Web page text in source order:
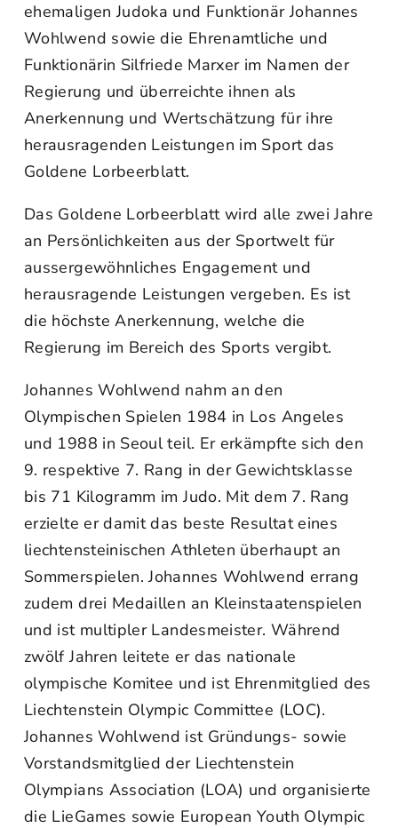
ehemaligen Judoka und Funktionär Johannes
Wohlwend sowie die Ehrenamtliche und
Funktionärin Silfriede Marxer im Namen der
Regierung und überreichte ihnen als
Anerkennung und Wertschätzung für ihre
herausragenden Leistungen im Sport das
Goldene Lorbeerblatt.
Das Goldene Lorbeerblatt wird alle zwei Jahre
an Persönlichkeiten aus der Sportwelt für
aussergewöhnliches Engagement und
herausragende Leistungen vergeben. Es ist
die höchste Anerkennung, welche die
Regierung im Bereich des Sports vergibt.
Johannes Wohlwend nahm an den
Olympischen Spielen 1984 in Los Angeles
und 1988 in Seoul teil. Er erkämpfte sich den
9. respektive 7. Rang in der Gewichtsklasse
bis 71 Kilogramm im Judo. Mit dem 7. Rang
erzielte er damit das beste Resultat eines
liechtensteinischen Athleten überhaupt an
Sommerspielen. Johannes Wohlwend errang
zudem drei Medaillen an Kleinstaatenspielen
und ist multipler Landesmeister. Während
zwölf Jahren leitete er das nationale
olympische Komitee und ist Ehrenmitglied des
Liechtenstein Olympic Committee (LOC).
Johannes Wohlwend ist Gründungs- sowie
Vorstandsmitglied der Liechtenstein
Olympians Association (LOA) und organisierte
die LieGames sowie European Youth Olympic